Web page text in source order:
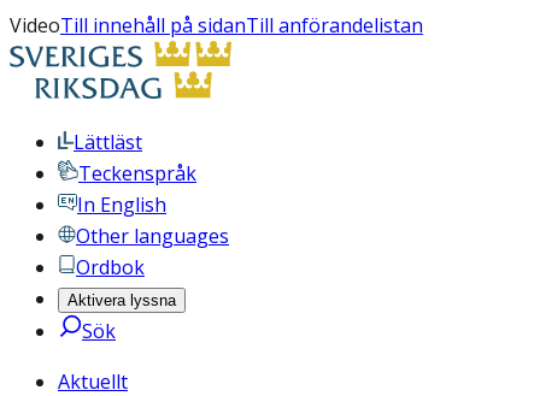
VideoTill innehåll på sidanTill anförandelistan
Lättläst
Teckenspråk
In English
Other languages
Ordbok
Aktivera lyssna
Sök
Aktuellt